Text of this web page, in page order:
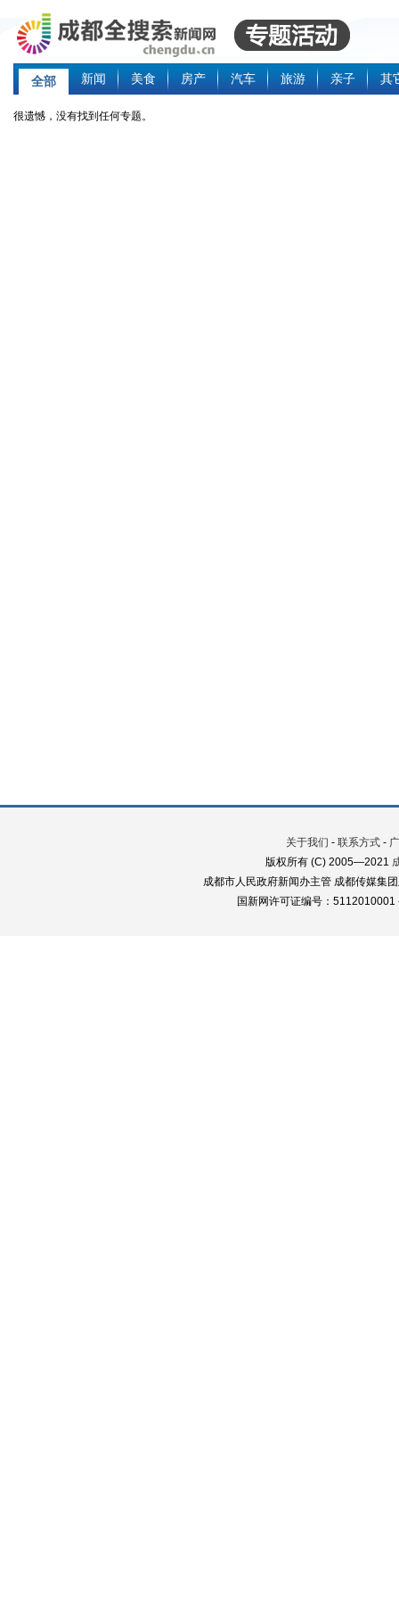
全部 新闻 美食 房产 汽车 旅游 亲子 其
很遗憾，没有找到任何专题。
关于我们 - 联系方式 -
版权所有 (C) 2005—2021
成都市人民政府新闻办主管 成都传媒集
国新网许可证编号：